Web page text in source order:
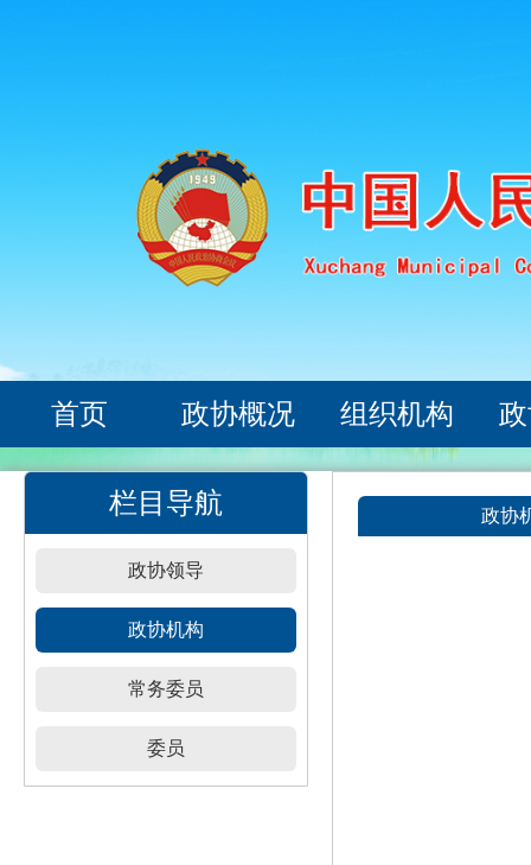
首页 政协概况 组织机构
栏目导航
政协领导
政协机构
常务委员
委员
政协